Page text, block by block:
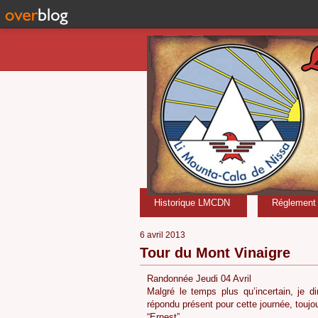
Historique LMCDN
6 avril 2013
Tour du Mont Vinaigre
Randonnée Jeudi 04 Avril
Malgré le temps plus qu’incertain, je
répondu présent pour cette journée,